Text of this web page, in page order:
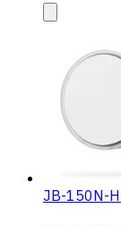
JB-150N-